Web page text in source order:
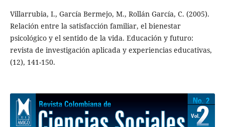
Villarrubia, I., García Bermejo, M., Rollán García, C. (2005).
Relación entre la satisfacción familiar, el bienestar
psicológico y el sentido de la vida. Educación y futuro:
revista de investigación aplicada y experiencias educativas,
(12), 141-150.